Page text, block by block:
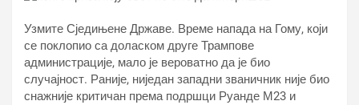
Узмите Сједињене Државе. Време напада на Гому, који
се поклопио са доласком друге Трампове
администрације, мало је вероватно да је био
случајност. Раније, ниједан западни званичник није био
снажније критичан према подршци Руанде М23 и